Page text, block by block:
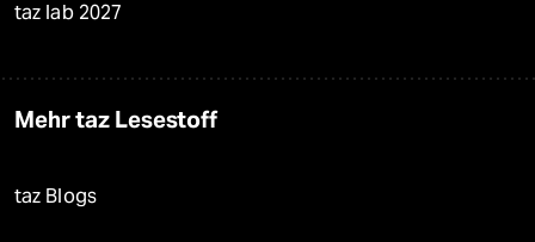
taz lab 2027
Mehr taz Lesestoff
taz Blogs